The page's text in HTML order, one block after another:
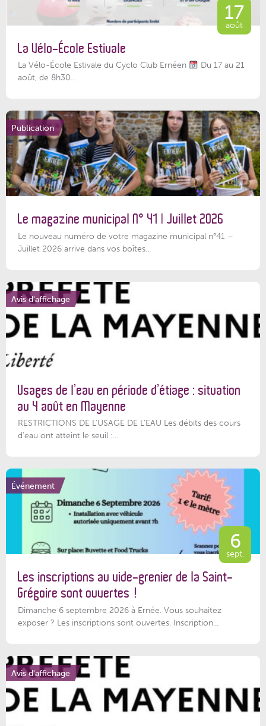
17
août
La Vélo-École Estivale
La Vélo-École Estivale du Cyclo Club Ernéen
Du 17 au 21
août, de 8h30...
Publication
Le magazine municipal N° 41 | Juillet 2026
Le nouveau numéro de votre magazine municipal n°41 –
Juillet 2026 arrive dans vos boîtes...
Avis d'affichage
Usages de l’eau en période d’étiage : situation
au 4 août en Mayenne
RESTRICTIONS DE L’USAGE DE L’EAU Les débits des cours
d'eau ont atteint le seuil :...
Événement
6
sept.
Les inscriptions au vide-grenier de la Saint-
Grégoire sont ouvertes !
Dimanche 6 septembre 2026 à Ernée. Vous souhaitez
exposer ? Les inscriptions sont ouvertes. Inscription...
Avis d'affichage